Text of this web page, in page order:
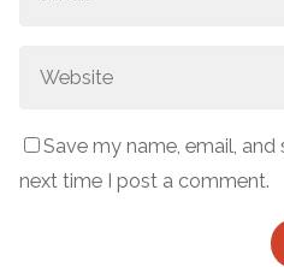
Save my name, email,
next time I post a comment.